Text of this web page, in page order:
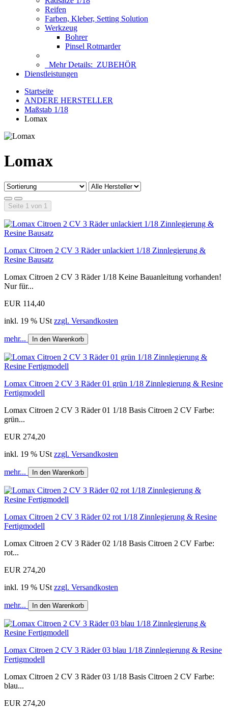
Reifen
Farben, Kleber, Setting Solution
Werkzeug
Bohrer
Pinsel Rotmarder
Mehr Details: ZUBEHÖR
Dienstleistungen
Startseite
ANDERE HERSTELLER
Maßstab 1/18
Lomax
Lomax
Seite 1 von 1
Lomax Citroen 2 CV 3 Räder unlackiert 1/18 Zinnlegierung &
Resine Bausatz
Lomax Citroen 2 CV 3 Räder 1/18 Keine Bauanleitung vorhanden!
Nur für...
EUR 114,40
inkl. 19 % USt zzgl. Versandkosten
mehr... In den Warenkorb
Lomax Citroen 2 CV 3 Räder 01 grün 1/18 Zinnlegierung & Resine
Fertigmodell
Lomax Citroen 2 CV 3 Räder 01 1/18 Basis Citroen 2 CV Farbe:
grün...
EUR 274,20
inkl. 19 % USt zzgl. Versandkosten
mehr... In den Warenkorb
Lomax Citroen 2 CV 3 Räder 02 rot 1/18 Zinnlegierung & Resine
Fertigmodell
Lomax Citroen 2 CV 3 Räder 02 1/18 Basis Citroen 2 CV Farbe:
rot...
EUR 274,20
inkl. 19 % USt zzgl. Versandkosten
mehr... In den Warenkorb
Lomax Citroen 2 CV 3 Räder 03 blau 1/18 Zinnlegierung & Resine
Fertigmodell
Lomax Citroen 2 CV 3 Räder 03 1/18 Basis Citroen 2 CV Farbe:
blau...
EUR 274,20